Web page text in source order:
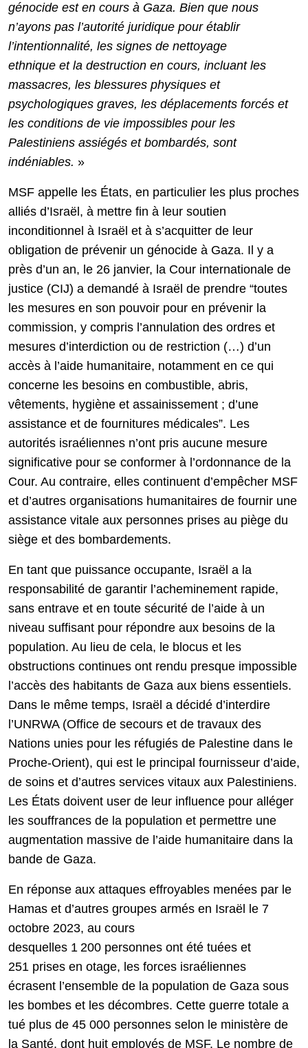
génocide est en cours à Gaza. Bien que nous
n’ayons pas l’autorité juridique pour établir
l’intentionnalité, les signes de nettoyage
ethnique et la destruction en cours, incluant les
massacres, les blessures physiques et
psychologiques graves, les déplacements forcés et
les conditions de vie impossibles pour les
Palestiniens assiégés et bombardés, sont
indéniables. »
MSF appelle les États, en particulier les plus proches
alliés d’Israël, à mettre fin à leur soutien
inconditionnel à Israël et à s’acquitter de leur
obligation de prévenir un génocide à Gaza. Il y a
près d’un an, le 26 janvier, la Cour internationale de
justice (CIJ) a demandé à Israël de prendre “toutes
les mesures en son pouvoir pour en prévenir la
commission, y compris l’annulation des ordres et
mesures d’interdiction ou de restriction (…) d’un
accès à l’aide humanitaire, notamment en ce qui
concerne les besoins en combustible, abris,
vêtements, hygiène et assainissement ; d’une
assistance et de fournitures médicales”. Les
autorités israéliennes n’ont pris aucune mesure
significative pour se conformer à l’ordonnance de la
Cour. Au contraire, elles continuent d’empêcher MSF
et d’autres organisations humanitaires de fournir une
assistance vitale aux personnes prises au piège du
siège et des bombardements.
En tant que puissance occupante, Israël a la
responsabilité de garantir l’acheminement rapide,
sans entrave et en toute sécurité de l’aide à un
niveau suffisant pour répondre aux besoins de la
population. Au lieu de cela, le blocus et les
obstructions continues ont rendu presque impossible
l’accès des habitants de Gaza aux biens essentiels.
Dans le même temps, Israël a décidé d’interdire
l’UNRWA (Office de secours et de travaux des
Nations unies pour les réfugiés de Palestine dans le
Proche-Orient), qui est le principal fournisseur d’aide,
de soins et d’autres services vitaux aux Palestiniens.
Les États doivent user de leur influence pour alléger
les souffrances de la population et permettre une
augmentation massive de l’aide humanitaire dans la
bande de Gaza.
En réponse aux attaques effroyables menées par le
Hamas et d’autres groupes armés en Israël le 7
octobre 2023, au cours
desquelles 1 200 personnes ont été tuées et
251 prises en otage, les forces israéliennes
écrasent l’ensemble de la population de Gaza sous
les bombes et les décombres. Cette guerre totale a
tué plus de 45 000 personnes selon le ministère de
la Santé, dont huit employés de MSF. Le nombre de